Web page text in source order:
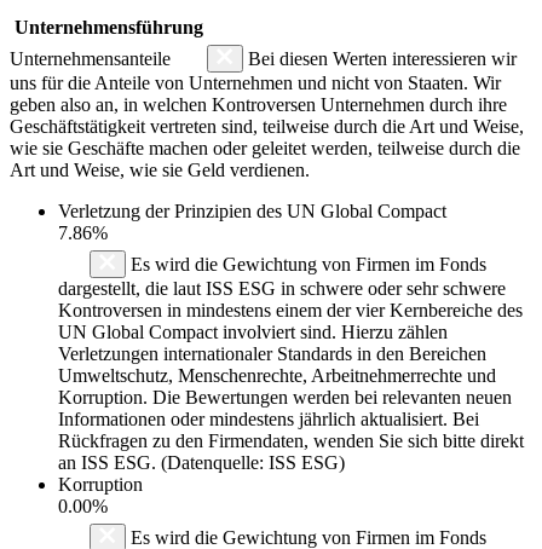
Unternehmensführung
Unternehmensanteile
Bei diesen Werten interessieren wir
uns für die Anteile von Unternehmen und nicht von Staaten. Wir
geben also an, in welchen Kontroversen Unternehmen durch ihre
Geschäftstätigkeit vertreten sind, teilweise durch die Art und Weise,
wie sie Geschäfte machen oder geleitet werden, teilweise durch die
Art und Weise, wie sie Geld verdienen.
Verletzung der Prinzipien des UN Global Compact
7.86%
Es wird die Gewichtung von Firmen im Fonds
dargestellt, die laut ISS ESG in schwere oder sehr schwere
Kontroversen in mindestens einem der vier Kernbereiche des
UN Global Compact involviert sind. Hierzu zählen
Verletzungen internationaler Standards in den Bereichen
Umweltschutz, Menschenrechte, Arbeitnehmerrechte und
Korruption. Die Bewertungen werden bei relevanten neuen
Informationen oder mindestens jährlich aktualisiert. Bei
Rückfragen zu den Firmendaten, wenden Sie sich bitte direkt
an ISS ESG. (Datenquelle: ISS ESG)
Korruption
0.00%
Es wird die Gewichtung von Firmen im Fonds